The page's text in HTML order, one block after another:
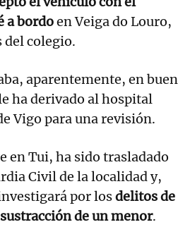
a bordoen Veiga do Louro,
del colegio.
aparentemente, en buen
ha derivado al hospital
Vigo para una revisión.
en Tui, ha sido trasladado
Civil de la localidad y,
por losdelitos de
de un menor.